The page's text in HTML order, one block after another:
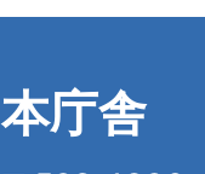
本庁舎